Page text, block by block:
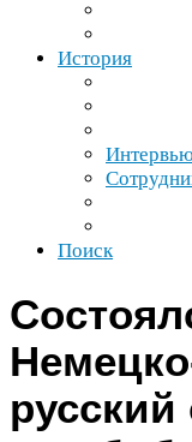
История
Поиск